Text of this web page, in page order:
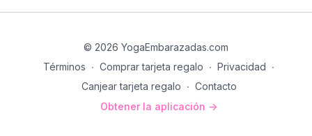
© 2026 YogaEmbarazadas.com
Términos ∙ Comprar tarjeta regalo ∙ Privacidad ∙
Canjear tarjeta regalo ∙ Contacto
Obtener la aplicación ->